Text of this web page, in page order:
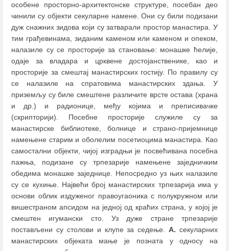
особене просторно-архитектонске структуре, посебан део
чинили су објекти секуларне намене. Они су били подизани
дуж снажних зидова који су затварали простор манастира. У
тим грађевинама, зиданим каменом или каменом и опеком,
налазиле су се просторије за становање: монашке ћелије,
одаје за владара и црквене достојанственике, као и
просторије за смештај манастирских гостију. По правилу су
се налазиле на спратовима манастирских здања. У
приземљу су биле смештене различите врсте остава (храна
и др.) и радионице, међу којима и преписивачке
(скрипторији). Посебне просторије служиле су за
манастирске библиотеке, болнице и страно-пријемнице
намењене старим и оболелим посетиоцима манастира. Као
самостални објекти, чијој изградњи је посвећивана посебна
пажња, подизане су трпезарије намењене заједничким
обедима монашке заједнице. Непосредно уз њих налазиле
су се кухиње. Највећи број манастирских трпезарија има у
основи облик издуженог правоугаоника с полукружном или
вишестраном апсидом на једној од краћих страна, у којој је
смештен игумански сто. Уз дуже стране трпезарије
постављени су столови и клупе за седење.А. секуларних
манастирских објеката мање је позната у односу на